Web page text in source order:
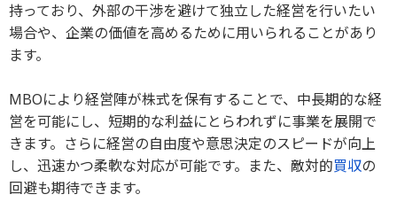
持っており、外部の干渉を避けて独立した経営を行いたい
場合や、企業の価値を高めるために用いられることがあり
ます。
MBOにより経営陣が株式を保有することで、中長期的な経
営を可能にし、短期的な利益にとらわれずに事業を展開で
きます。さらに経営の自由度や意思決定のスピードが向上
し、迅速かつ柔軟な対応が可能です。また、敵対的買収の
回避も期待できます。